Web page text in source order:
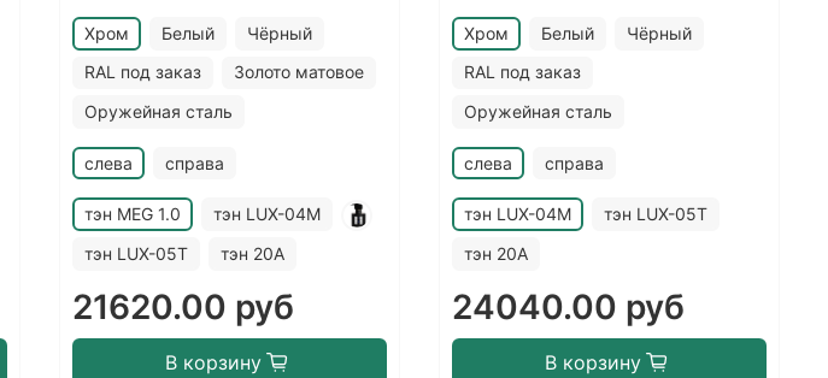
Хром Белый
Чёрный
RAL под заказ
Золото матовое
Оружейная сталь
слева справа
тэн MEG 1.0
тэн LUX-04M
тэн LUX-05T
тэн 20A
21620.00 руб
В корзину
Хром Белый
Чёрный
RAL под заказ
Оружейная сталь
слева справа
тэн LUX-04M
тэн LUX-05T
тэн 20A
24040.00 руб
В корзину